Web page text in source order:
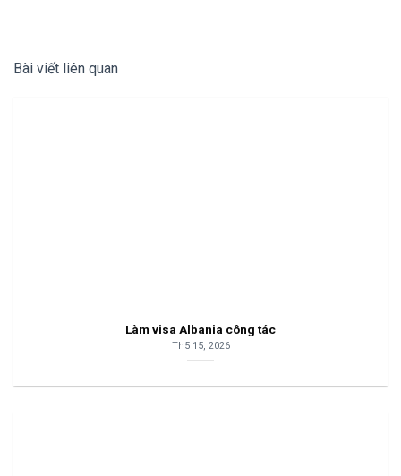
Bài viết liên quan
Làm visa Albania công tác
Th5 15, 2026